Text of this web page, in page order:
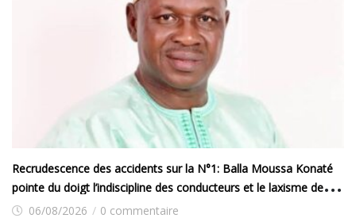
Recrudescence des accidents sur la N°1: Balla Moussa Konaté
pointe du doigt l’indiscipline des conducteurs et le laxisme des
autorités
06/08/2026 / 0 commentaire